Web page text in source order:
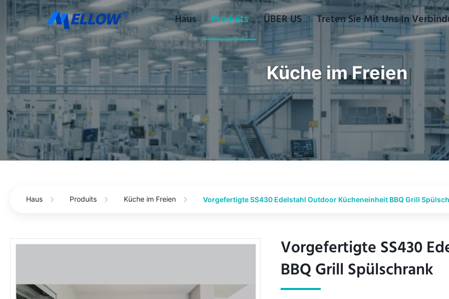
Haus Produits ÜBER US Treten Sie Mit Uns In
Küche im Freien
Haus Produits Küche im Freien Vorgefertigte SS430 Edelstahl Outdoor Kücheneinheit BBQ Grill
Vorgefertigte SS430
BBQ Grill Spülschrank
Vorgefertigte SS430
BBQ Grill Spülschrank